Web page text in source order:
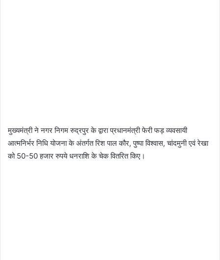
मुख्यमंत्री ने नगर निगम रुद्रपुर के द्वारा प्रधानमंत्री फेरी फड़ व्यवसायी
आत्मनिर्भर निधि योजना के अंतर्गत रिश पाल कौर, पुष्पा विश्वास, चांदमुनी एवं रेखा
को 50-50 हजार रुपये धनराशि के चेक वितरित किए।